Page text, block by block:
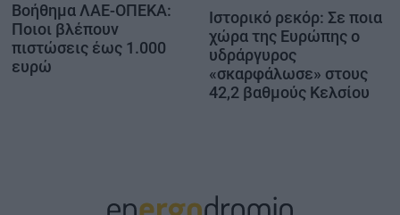
Βοήθημα ΛΑΕ-ΟΠΕΚΑ:
Ποιοι βλέπουν
πιστώσεις έως 1.000
ευρώ
Ιστορικό ρεκόρ: Σε ποια
χώρα της Ευρώπης ο
υδράργυρος
«σκαρφάλωσε» στους
42,2 βαθμούς Κελσίου